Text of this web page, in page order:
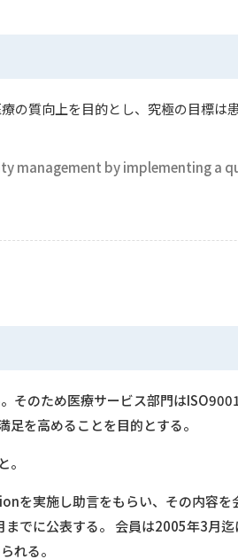
質向上を目的とし、究極の目標は
by implementing a
のため医療サービス部門は
を高めることを目的とする。
実施し助言をもらい、その内容を
でに公表する。 会員は2005年3月
れる。